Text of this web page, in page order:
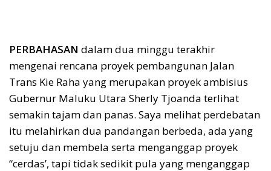
PERBAHASAN dalam dua minggu terakhir
mengenai rencana proyek pembangunan Jalan
Trans Kie Raha yang merupakan proyek ambisius
Gubernur Maluku Utara Sherly Tjoanda terlihat
semakin tajam dan panas. Saya melihat perdebatan
itu melahirkan dua pandangan berbeda, ada yang
setuju dan membela serta menganggap proyek
“cerdas’, tapi tidak sedikit pula yang menganggap